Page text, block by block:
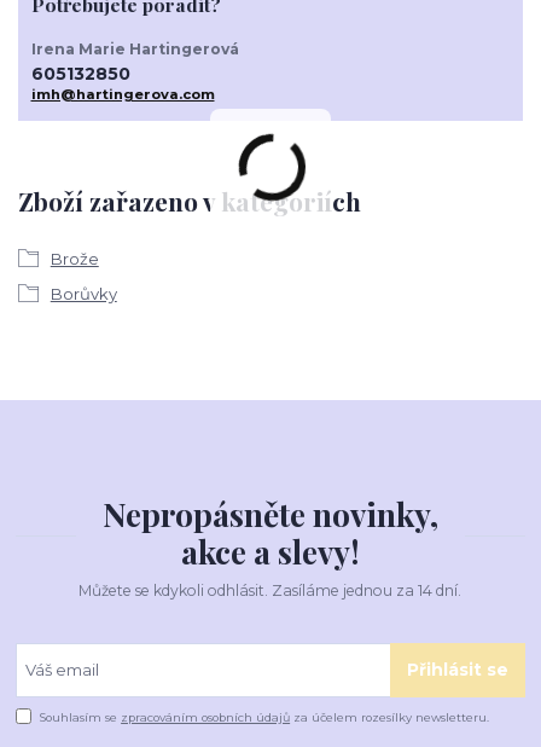
Zboží zařazeno v kategoriích
Brože
Borůvky
Irena Marie Hartingerová
605132850
imh@hartingerova.com
Nepropásněte novinky,
akce a slevy!
Můžete se kdykoli odhlásit. Zasíláme jednou za 14 dní.
Přihlásit se
Souhlasím se zpracováním osobních údajů za účelem rozesílky newsletteru.